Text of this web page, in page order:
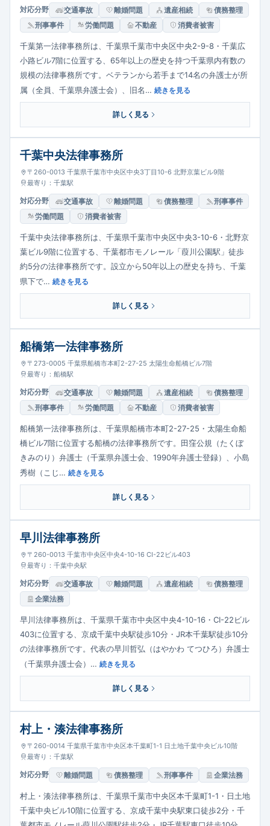
対応分野 交通事故 離婚問題 遺産相続
債務整理
刑事事件
労働問題 不動産 消費者被害
千葉第一法律事務所は、千葉県千葉市中央区中央2-9-8・千葉広
小路ビル7階に位置する、65年以上の歴史を持つ千葉県内有数の
規模の法律事務所です。ベテランから若手まで14名の弁護士が所
属（全員、千葉県弁護士会）、旧名… 続きを見る
詳しく見る
千葉中央法律事務所
〒260-0013 千葉県千葉市中央区中央3丁目10-6 北野京葉ビル9階
最寄り：千葉駅
対応分野 交通事故 離婚問題 債務整理
刑事事件
労働問題
消費者被害
千葉中央法律事務所は、千葉県千葉市中央区中央3-10-6・北野京
葉ビル9階に位置する、千葉都市モノレール「葭川公園駅」徒歩
約5分の法律事務所です。設立から50年以上の歴史を持ち、千葉
県下で… 続きを見る
詳しく見る
船橋第一法律事務所
〒273-0005 千葉県船橋市本町2-27-25 太陽生命船橋ビル7階
最寄り：船橋駅
対応分野 交通事故 離婚問題 遺産相続
債務整理
刑事事件
労働問題 不動産 消費者被害
船橋第一法律事務所は、千葉県船橋市本町2-27-25・太陽生命船
橋ビル7階に位置する船橋の法律事務所です。田窪公規（たくぼ
きみのり）弁護士（千葉県弁護士会、1990年弁護士登録）、小島
秀樹（こじ… 続きを見る
詳しく見る
早川法律事務所
〒260-0013 千葉市中央区中央4-10-16 CI-22ビル403
最寄り：千葉中央駅
対応分野 交通事故 離婚問題 遺産相続
債務整理
企業法務
早川法律事務所は、千葉県千葉市中央区中央4-10-16・CI-22ビル
403に位置する、京成千葉中央駅徒歩10分・JR本千葉駅徒歩10分
の法律事務所です。代表の早川哲弘（はやかわ てつひろ）弁護士
（千葉県弁護士会）… 続きを見る
詳しく見る
村上・湊法律事務所
〒260-0014 千葉県千葉市中央区本千葉町1-1 日土地千葉中央ビル10階
最寄り：千葉駅
対応分野 離婚問題 債務整理 刑事事件 企業法務
村上・湊法律事務所は、千葉県千葉市中央区本千葉町1-1・日土地
千葉中央ビル10階に位置する、京成千葉中央駅東口徒歩2分・千